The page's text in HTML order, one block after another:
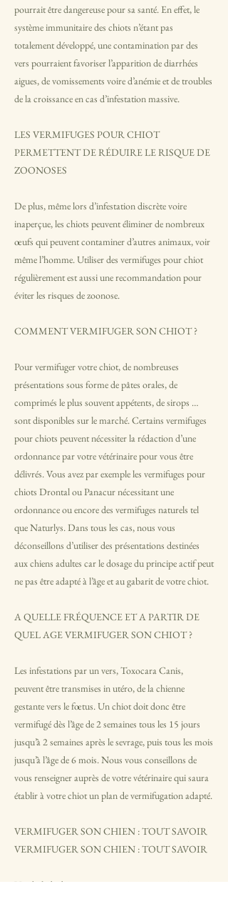
pourrait être dangereuse pour sa santé. En effet, le
système immunitaire des chiots n’étant pas
totalement développé, une contamination par des
vers pourraient favoriser l’apparition de diarrhées
aigues, de vomissements voire d’anémie et de troubles
de la croissance en cas d’infestation massive.
LES VERMIFUGES POUR CHIOT
PERMETTENT DE RÉDUIRE LE RISQUE DE
ZOONOSES
De plus, même lors d’infestation discrète voire
inaperçue, les chiots peuvent éliminer de nombreux
œufs qui peuvent contaminer d’autres animaux, voir
même l’homme. Utiliser des vermifuges pour chiot
régulièrement est aussi une recommandation pour
éviter les risques de zoonose.
COMMENT VERMIFUGER SON CHIOT ?
Pour vermifuger votre chiot, de nombreuses
présentations sous forme de pâtes orales, de
comprimés le plus souvent appétents, de sirops …
sont disponibles sur le marché. Certains vermifuges
pour chiots peuvent nécessiter la rédaction d’une
ordonnance par votre vétérinaire pour vous être
délivrés. Vous avez par exemple les vermifuges pour
chiots Drontal ou Panacur nécessitant une
ordonnance ou encore des vermifuges naturels tel
que Naturlys. Dans tous les cas, nous vous
déconseillons d’utiliser des présentations destinées
aux chiens adultes car le dosage du principe actif peut
ne pas être adapté à l’âge et au gabarit de votre chiot.
A QUELLE FRÉQUENCE ET A PARTIR DE
QUEL AGE VERMIFUGER SON CHIOT ?
Les infestations par un vers, Toxocara Canis,
peuvent être transmises in utéro, de la chienne
gestante vers le fœtus. Un chiot doit donc être
vermifugé dès l’âge de 2 semaines tous les 15 jours
jusqu’à 2 semaines après le sevrage, puis tous les mois
jusqu’à l’âge de 6 mois. Nous vous conseillons de
vous renseigner auprès de votre vétérinaire qui saura
établir à votre chiot un plan de vermifugation adapté.
VERMIFUGER SON CHIEN : TOUT SAVOIR
VERMIFUGER SON CHIEN : TOUT SAVOIR
Une balade dans un environnement contaminé et